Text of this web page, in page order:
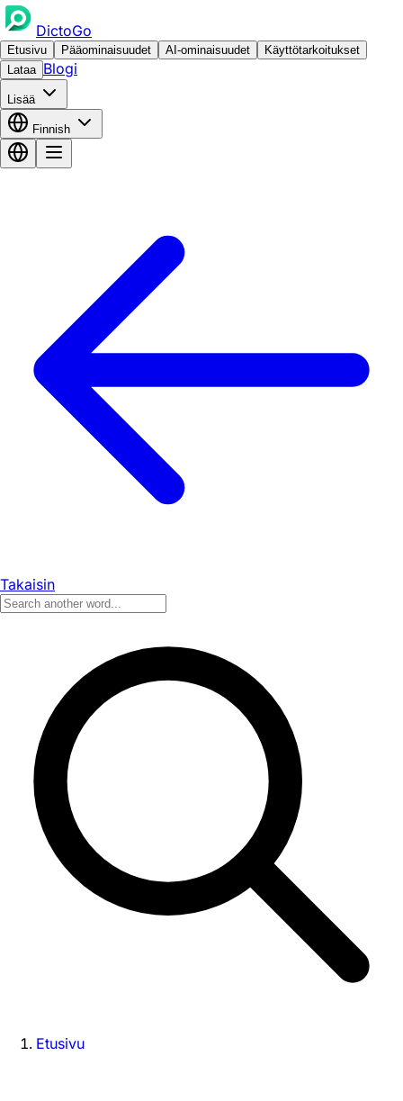
DictoGo
Etusivu Pääominaisuudet AI-ominaisuudet
Käyttötarkoitukset
Lataa Blogi
Lisää
Finnish
Takaisin
Etusivu